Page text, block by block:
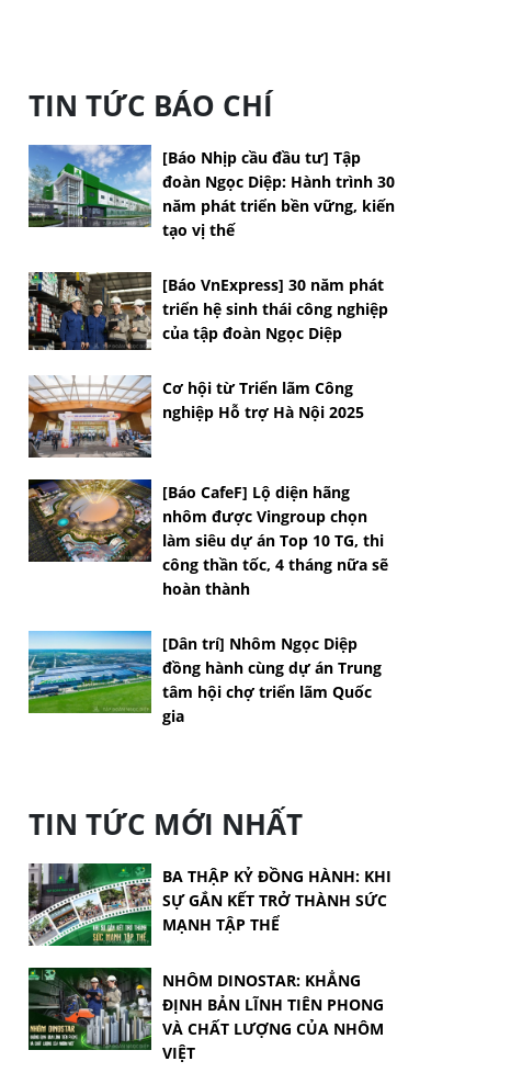
TIN TỨC BÁO CHÍ
[Báo Nhịp cầu đầu tư] Tập
đoàn Ngọc Diệp: Hành trình 30
năm phát triển bền vững, kiến
tạo vị thế
[Báo VnExpress] 30 năm phát
triển hệ sinh thái công nghiệp
của tập đoàn Ngọc Diệp
Cơ hội từ Triển lãm Công
nghiệp Hỗ trợ Hà Nội 2025
[Báo CafeF] Lộ diện hãng
nhôm được Vingroup chọn
làm siêu dự án Top 10 TG, thi
công thần tốc, 4 tháng nữa sẽ
hoàn thành
[Dân trí] Nhôm Ngọc Diệp
đồng hành cùng dự án Trung
tâm hội chợ triển lãm Quốc
gia
TIN TỨC MỚI NHẤT
BA THẬP KỶ ĐỒNG HÀNH: KHI
SỰ GẮN KẾT TRỞ THÀNH SỨC
MẠNH TẬP THỂ
NHÔM DINOSTAR: KHẲNG
ĐỊNH BẢN LĨNH TIÊN PHONG
VÀ CHẤT LƯỢNG CỦA NHÔM
VIỆT